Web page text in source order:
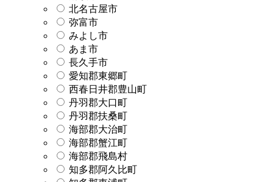
北名古屋市
弥富市
みよし市
あま市
長久手市
愛知郡東郷町
西春日井郡豊山町
丹羽郡大口町
丹羽郡扶桑町
海部郡大治町
海部郡蟹江町
海部郡飛島村
知多郡阿久比町